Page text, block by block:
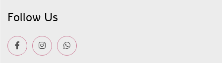
Follow Us